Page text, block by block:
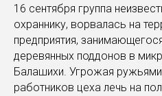
16 сентября группа
охраннику, ворвалась на
предприятия,
деревянных поддонов в
Балашихи. Угрожая
работников цеха лечь на